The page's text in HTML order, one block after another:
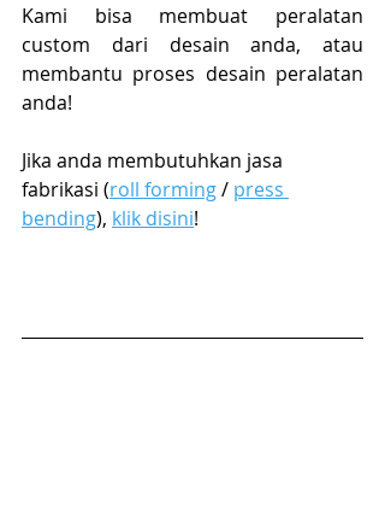
Kami bisa membuat peralatan
custom dari desain anda, atau
membantu proses desain peralatan
anda!
Jika anda membutuhkan jasa
fabrikasi (roll forming / press
bending), klik disini!